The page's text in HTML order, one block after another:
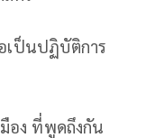
เป็นปฏิบัติการ
มือง ที่พูดถึงกัน